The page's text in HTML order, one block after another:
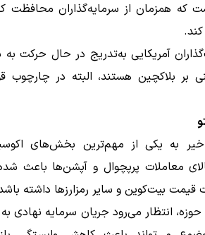
که همزمان از سرمایه‌گذاران محافظت
آمریکایی به‌تدریج در حال حرکت
بر بلاکچین هستند، البته در چارچوب
به یکی از مهم‌ترین بخش‌های
معاملات پرپچوال و آپشن‌ها باعث
بیت‌کوین و سایر رمزارزها داشته
انتظار می‌رود جریان سرمایه نهادی